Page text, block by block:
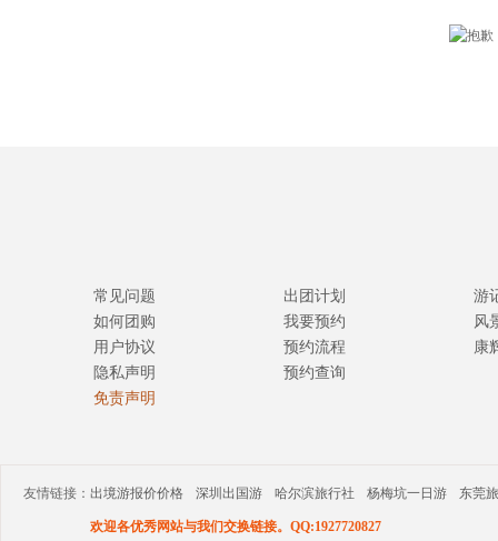
常见问题
如何团购
用户协议
隐私声明
免责声明
出团计划
我要预约
预约流程
预约查询
游
风
康
友情链接： 出境游报价价格 深圳出国游 哈尔滨旅行社 杨梅坑一日游 东莞
欢迎各优秀网站与我们交换链接。QQ:1927720827